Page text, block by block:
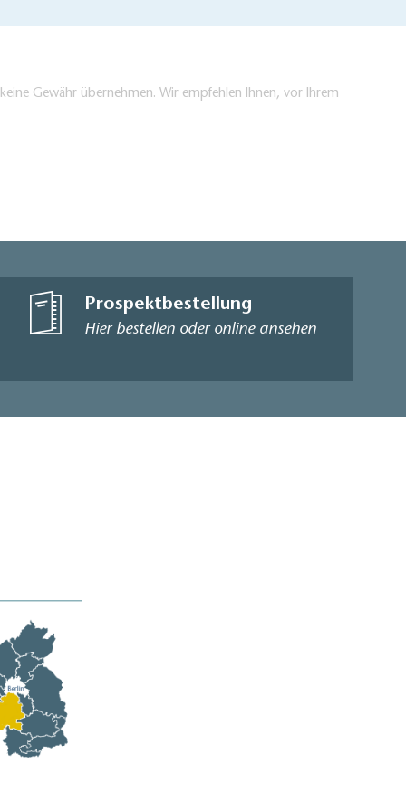
Gewähr übernehmen. Wir empfehlen Ihnen, vor Ihrem
Prospektbestellung
Hier bestellen oder online ansehen